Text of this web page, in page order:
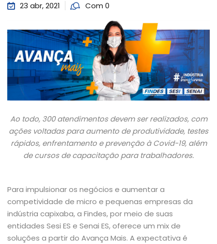
23 abr, 2021 Com 0
Ao todo, 300 atendimentos devem ser realizados, com
ações voltadas para aumento de produtividade, testes
rápidos, enfrentamento e prevenção àCovid-19, além
de cursos de capacitação para trabalhadores.
Para impulsionar os negócios e aumentar a
competividade de micro e pequenas empresas da
indústria capixaba, a Findes, por meio de suas
entidades Sesi ES e Senai ES, oferece um mix de
soluções a partir do Avança Mais. A expectativa é